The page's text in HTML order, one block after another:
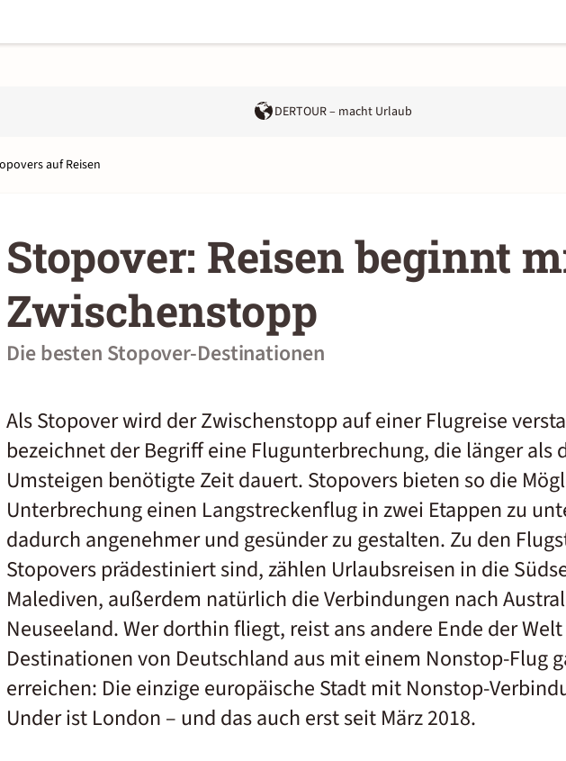
DERTOUR – macht Urlaub
auf Reisen
Stopover: Reisen beginnt
Zwischenstopp
Die besten Stopover-Destinationen
Als Stopover wird der Zwischenstopp auf einer Flugreise
bezeichnet der Begriff eine Flugunterbrechung, die länger als
Umsteigen benötigte Zeit dauert. Stopovers bieten so die
Unterbrechung einen Langstreckenflug in zwei Etappen zu
dadurch angenehmer und gesünder zu gestalten. Zu den
Stopovers prädestiniert sind, zählen Urlaubsreisen in die
Malediven, außerdem natürlich die Verbindungen nach
Neuseeland. Wer dorthin fliegt, reist ans andere Ende der
Destinationen von Deutschland aus mit einem Nonstop-Flug
erreichen: Die einzige europäische Stadt mit Nonstop-
Under ist London – und das auch erst seit März 2018.